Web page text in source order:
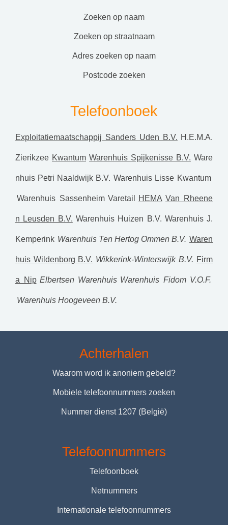
zoeken op naam
zoeken op straatnaam
adres zoeken op naam
postcode zoeken
Telefoonboek
Exploitatiemaatschappij Sanders Uden B.V. H.E.M.A.
Zierikzee Kwantum Warenhuis Spijkenisse B.V. Ware
nhuis Petri Naaldwijk B.V. Warenhuis Lisse Kwantum
Warenhuis Sassenheim Varetail HEMA Van Rheene
n Leusden B.V. Warenhuis Huizen B.V. Warenhuis J.
Kemperink Warenhuis Ten Hertog Ommen B.V. Waren
huis Wildenborg B.V. Wikkerink-Winterswijk B.V. Firm
a Nip Elbertsen Warenhuis Warenhuis Fidom V.O.F.
Warenhuis Hoogeveen B.V.
Achterhalen
Waarom word ik anoniem gebeld?
Mobiele telefoonnummers zoeken
Nummer dienst 1207 (België)
Telefoonnummers
Telefoonboek
Netnummers
Internationale telefoonnummers